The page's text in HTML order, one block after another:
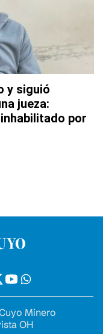
y siguió
jueza:
por
Minero
OH